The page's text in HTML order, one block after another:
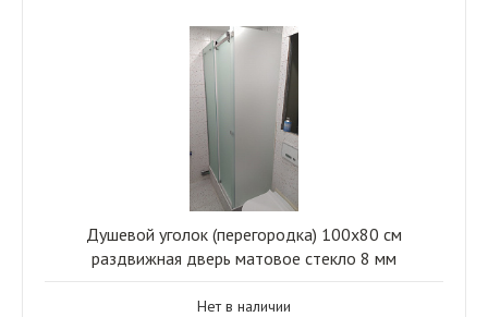
Нет в наличии
Душевой уголок (перегородка) 100x80 см
раздвижная дверь матовое стекло 8 мм